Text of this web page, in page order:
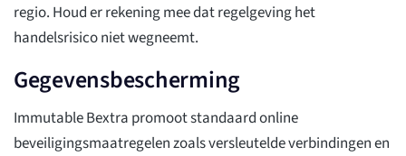
regio. Houd er rekening mee dat regelgeving het
handelsrisico niet wegneemt.
Gegevensbescherming
Immutable Bextra promoot standaard online
beveiligingsmaatregelen zoals versleutelde verbindingen en